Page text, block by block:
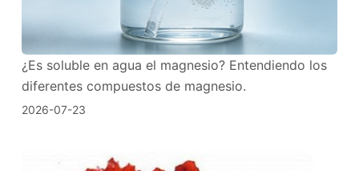
¿Es soluble en agua el magnesio? Entendiendo los
diferentes compuestos de magnesio.
2026-07-23